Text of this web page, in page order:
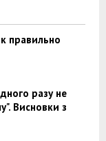
правильно
разу не
Висновки з